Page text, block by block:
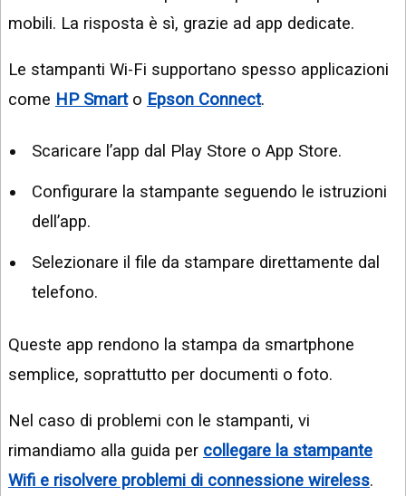
mobili. La risposta è sì, grazie ad app dedicate.
Le stampanti Wi-Fi supportano spesso applicazioni
come HP Smarto Epson Connect.
Scaricare l’app dal Play Store o App Store.
Configurare la stampante seguendo le istruzioni
dell’app.
Selezionare il file da stampare direttamente dal
telefono.
Queste app rendono la stampa da smartphone
semplice, soprattutto per documenti o foto.
Nel caso di problemi con le stampanti, vi
rimandiamo alla guida per collegare la stampante
Wifi e risolvere problemi di connessione wireless.